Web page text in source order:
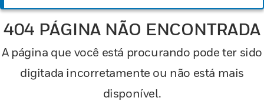
404 PÁGINA NÃO ENCONTRADA
A página que você está procurando pode ter sido
digitada incorretamente ou não está mais
disponível.